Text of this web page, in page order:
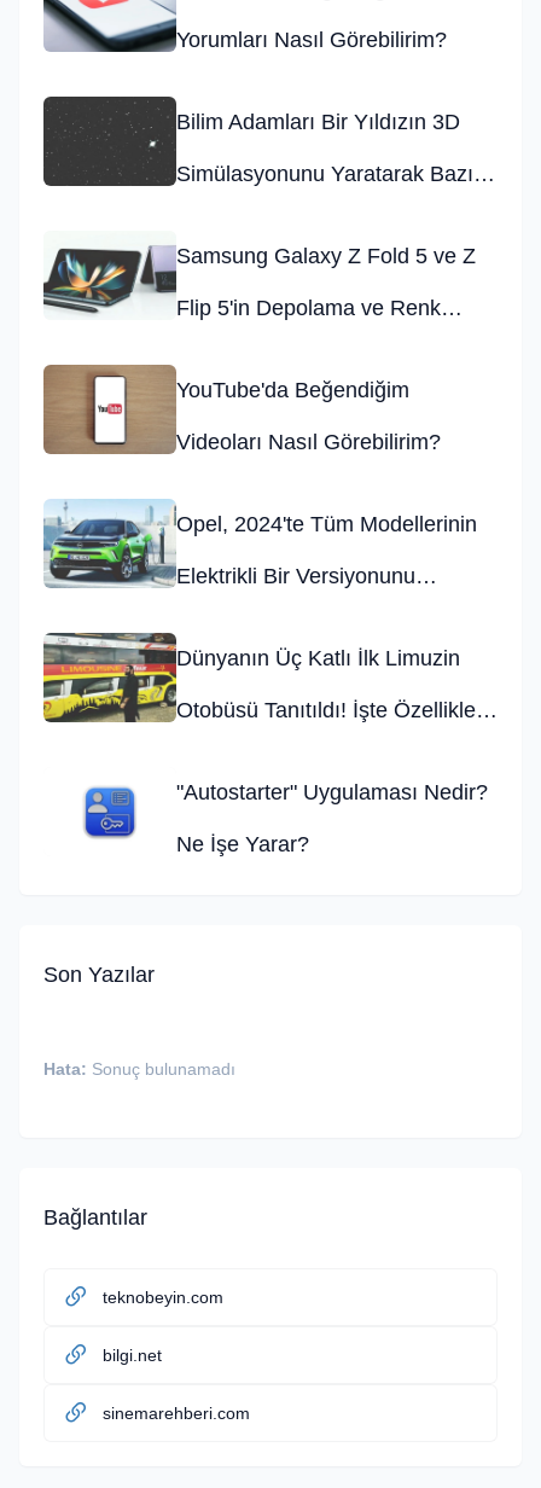
Yorumları Nasıl Görebilirim?
Bilim Adamları Bir Yıldızın 3D
Simülasyonunu Yaratarak Bazı
Samsung Galaxy Z Fold 5 ve Z
Flip 5'in Depolama ve Renk
YouTube'da Beğendiğim
Videoları Nasıl Görebilirim?
Opel, 2024'te Tüm Modellerinin
Elektrikli Bir Versiyonunu
Dünyanın Üç Katlı İlk Limuzin
Otobüsü Tanıtıldı! İşte Özellikleri
"Autostarter" Uygulaması Nedir?
Ne İşe Yarar?
Son Yazılar
Hata: Sonuç bulunamadı
Bağlantılar
teknobeyin.com
bilgi.net
sinemarehberi.com